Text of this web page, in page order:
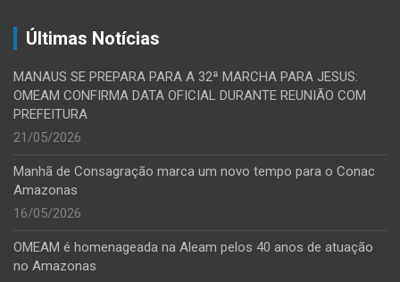
Últimas Notícias
MANAUS SE PREPARA PARA A 32ª MARCHA PARA JESUS:
OMEAM CONFIRMA DATA OFICIAL DURANTE REUNIÃO COM
PREFEITURA
21/05/2026
Manhã de Consagração marca um novo tempo para o Conac
Amazonas
16/05/2026
OMEAM é homenageada na Aleam pelos 40 anos de atuação
no Amazonas